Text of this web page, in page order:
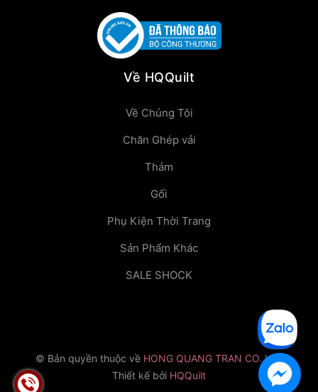
Về HQQuilt
Về Chúng Tôi
Chăn Ghép vải
Thảm
Gối
Phụ Kiện Thời Trang
Sản Phẩm Khác
SALE SHOCK
© Bản quyền thuộc về HONG QUANG TRAN CO.,LTD
Thiết kế bởi HQQuilt